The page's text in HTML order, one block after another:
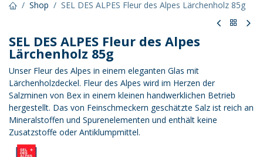
Shop SEL DES ALPES Fleur des Alpes Lärchenholz 85g
SEL DES ALPES Fleur des Alpes
Lärchenholz 85g
Unser Fleur des Alpes in einem eleganten Glas mit
Lärchenholzdeckel. Fleur des Alpes wird im Herzen der
Salzminen von Bex in einem kleinen handwerklichen Betrieb
hergestellt. Das von Feinschmeckern geschätzte Salz ist reich an
Mineralstoffen und Spurenelementen und enthält keine
Zusatzstoffe oder Antiklumpmittel.